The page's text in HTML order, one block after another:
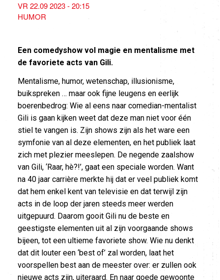
VR 22.09 2023 - 20:15
HUMOR
Een comedyshow vol magie en mentalisme met
de favoriete acts van Gili.
Mentalisme, humor, wetenschap, illusionisme,
buikspreken … maar ook fijne leugens en eerlijk
boerenbedrog: Wie al eens naar comedian-mentalist
Gili is gaan kijken weet dat deze man niet voor één
stiel te vangen is. Zijn shows zijn als het ware een
symfonie van al deze elementen, en het publiek laat
zich met plezier meeslepen. De negende zaalshow
van Gili, ‘Raar, hè?!’, gaat een speciale worden. Want
na 40 jaar carrière merkte hij dat er veel publiek komt
dat hem enkel kent van televisie en dat terwijl zijn
acts in de loop der jaren steeds meer werden
uitgepuurd. Daarom gooit Gili nu de beste en
geestigste elementen uit al zijn voorgaande shows
bijeen, tot een ultieme favoriete show. Wie nu denkt
dat dit louter een ‘best of’ zal worden, laat het
voorspellen best aan de meester over: er zullen ook
nieuwe acts zijn, uiteraard. En naar goede gewoonte